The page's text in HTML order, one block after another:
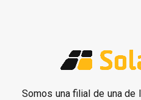
Somos una filial de una